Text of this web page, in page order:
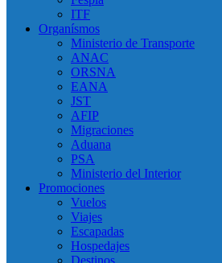
ITF
Organísmos
Ministerio de Transporte
ANAC
ORSNA
EANA
JST
AFIP
Migraciones
Aduana
PSA
Ministerio del Interior
Promociones
Vuelos
Viajes
Escapadas
Hospedajes
Destinos